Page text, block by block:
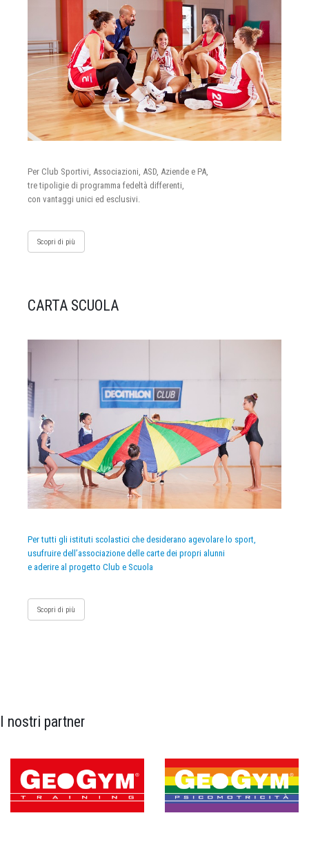
Per Club Sportivi, Associazioni, ASD, Aziende e PA,
tre tipoligie di programma fedeltà differenti,
con vantaggi unici ed esclusivi.
Scopri di più
CARTA SCUOLA
Per tutti gli istituti scolastici che desiderano agevolare lo sport,
usufruire dell’associazione delle carte dei propri alunni
e aderire al progetto Club e Scuola
Scopri di più
I nostri partner